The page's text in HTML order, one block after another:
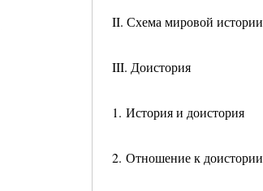
II. Схема мировой истории
III. Доистория
1. История и доистория
2. Отношение к доистории